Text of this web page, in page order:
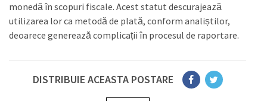
monedă în scopuri fiscale. Acest statut descurajează
utilizarea lor ca metodă de plată, conform analiștilor,
deoarece generează complicații în procesul de raportare.
DISTRIBUIE ACEASTA POSTARE